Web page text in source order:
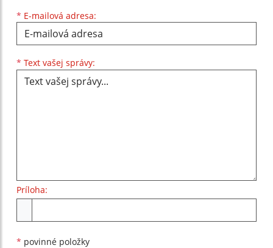
* E-mailová adresa:
* Text vašej správy:
Príloha:
* povinné položky